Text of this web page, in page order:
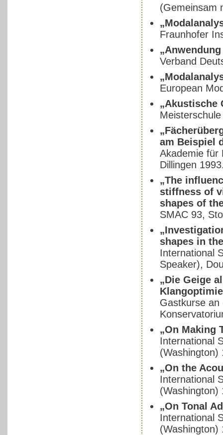
(Gemeinsam
Fraunhofer
Verband
European
„Akustische
am Beispiel
Akademie für
Dillingen
„The
stiffness of
shapes of
SMAC 93,
shapes in
International
Speaker),
„Die Geige
Gastkurse an
„On Making
International
(Washington)
„On the
International
(Washington)
„On Tonal
International
(Washington)